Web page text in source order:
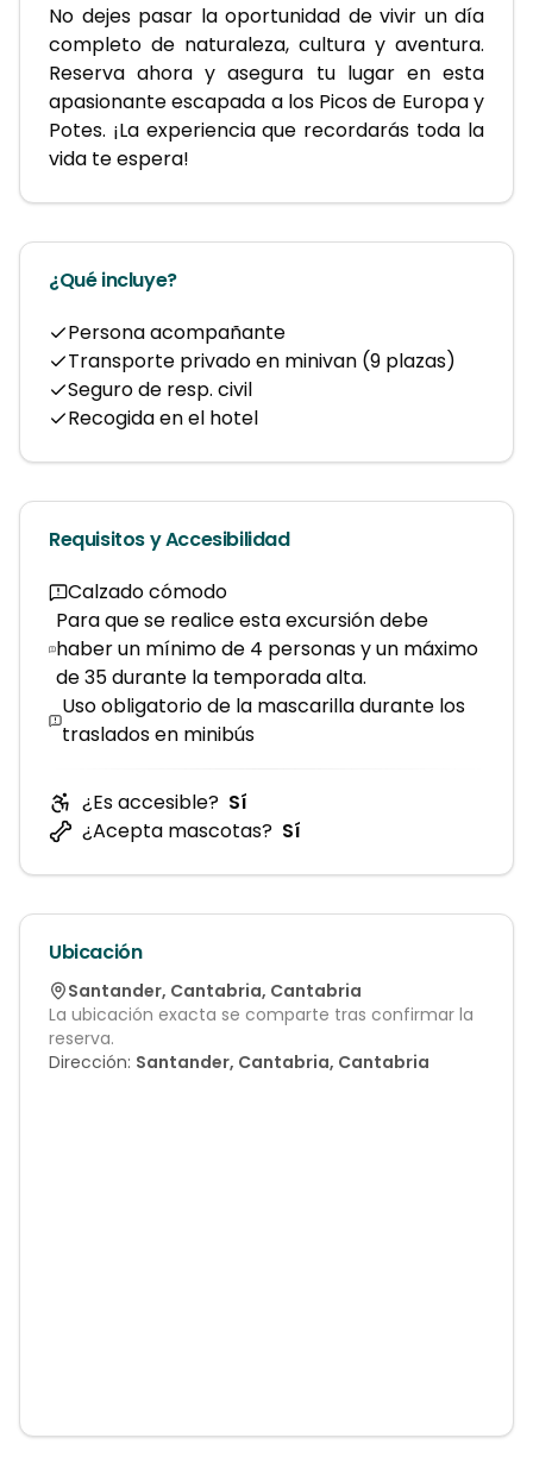
No dejes pasar la oportunidad de vivir un día
completo de naturaleza, cultura y aventura.
Reserva ahora y asegura tu lugar en esta
apasionante escapada a los Picos de Europa y
Potes. ¡La experiencia que recordarás toda la
vida te espera!
¿Qué incluye?
Persona acompañante
Transporte privado en minivan (9 plazas)
Seguro de resp. civil
Recogida en el hotel
Requisitos y Accesibilidad
Calzado cómodo
Para que se realice esta excursión debe
haber un mínimo de 4 personas y un máximo
de 35 durante la temporada alta.
Uso obligatorio de la mascarilla durante los
traslados en minibús
¿Es accesible? Sí
¿Acepta mascotas? Sí
Ubicación
Santander, Cantabria, Cantabria
La ubicación exacta se comparte tras confirmar la
reserva.
Dirección: Santander, Cantabria, Cantabria